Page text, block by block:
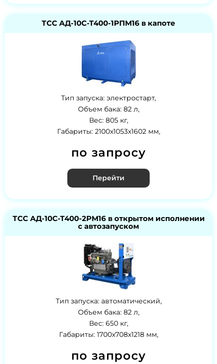
ТСС АД-10С-Т400-1РПМ16 в капоте
Тип запуска: электростарт,
Объем бака: 82 л,
Вес: 805 кг,
Габариты: 2100х1053х1602 мм,
по запросу
Перейти
ТСС АД-10С-Т400-2РМ16 в открытом исполнении
с автозапуском
Тип запуска: автоматический,
Объем бака: 82 л,
Вес: 650 кг,
Габариты: 1700х708х1218 мм,
по запросу